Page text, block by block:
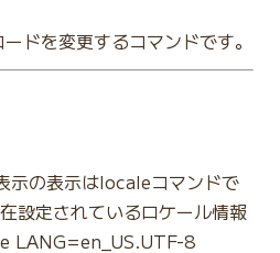
ドを変更するコマンドです。
示の表示はlocaleコマンドで
設定されているロケール情報
LANG=en_US.UTF-8